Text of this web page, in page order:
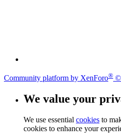
Community platform by XenForo® ©
We value your
We use essential cookies to
cookies to enhance your